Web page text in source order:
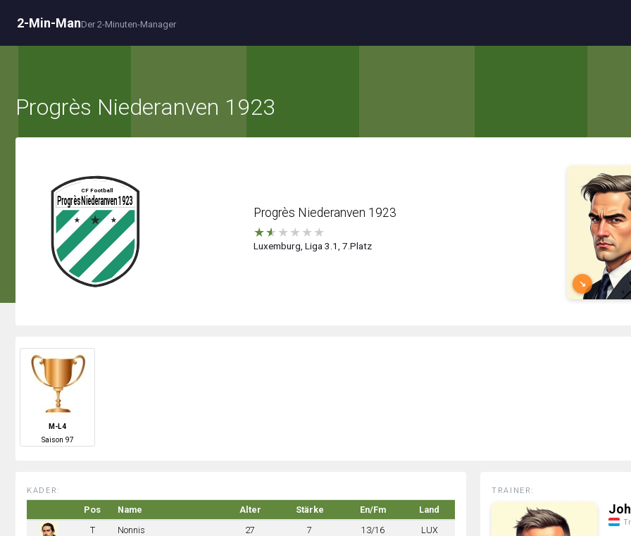
2-Min-ManDer 2-Minuten-Manager
Progrès Niederanven 1923
Progrès Niederanven 1923
★★ ★ ★ ★ ★
Luxemburg, Liga 3.1, 7.Platz
↘
M-L4
Saison 97
KADER:
Pos Name Alter Stärke En/Fm
Land
T
Nonnis 27 7 13/16 LUX
TRAINER: